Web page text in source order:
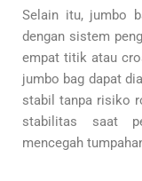
Selain itu, jumbo
dengan sistem
empat titik atau
jumbo bag dapat
stabil tanpa risiko
stabilitas saat
mencegah